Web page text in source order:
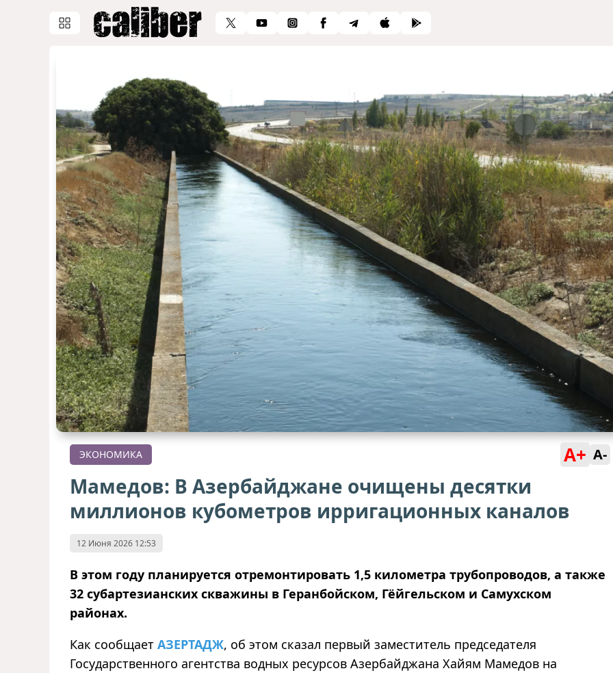
ЭКОНОМИКА A+ A-
Мамедов: В Азербайджане очищены десятки
миллионов кубометров ирригационных каналов
12 Июня 2026 12:53
В этом году планируется отремонтировать 1,5 километра трубопроводов, а также
32 субартезианских скважины в Геранбойском, Гёйгельском и Самухском
районах.
Как сообщает АЗЕРТАДЖ, об этом сказал первый заместитель председателя
Государственного агентства водных ресурсов Азербайджана Хайям Мамедов на